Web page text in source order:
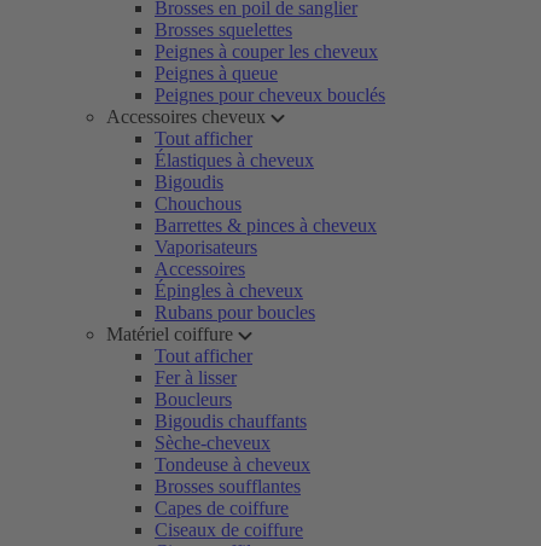
Brosses en poil de sanglier
Brosses squelettes
Peignes à couper les cheveux
Peignes à queue
Peignes pour cheveux bouclés
Accessoires cheveux
Tout afficher
Élastiques à cheveux
Bigoudis
Chouchous
Barrettes & pinces à cheveux
Vaporisateurs
Accessoires
Épingles à cheveux
Rubans pour boucles
Matériel coiffure
Tout afficher
Fer à lisser
Boucleurs
Bigoudis chauffants
Sèche-cheveux
Tondeuse à cheveux
Brosses soufflantes
Capes de coiffure
Ciseaux de coiffure